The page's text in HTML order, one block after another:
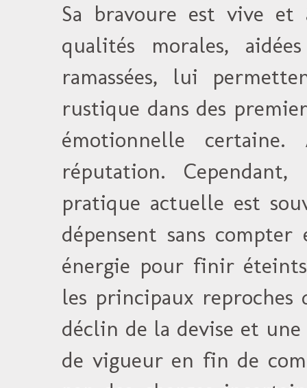
Sa bravoure est vive et
qualités morales,
ramassées, lui
rustique dans des
émotionnelle
réputation.
pratique actuelle est
dépensent sans
énergie pour finir
les principaux
déclin de la devise et
de vigueur en fin de